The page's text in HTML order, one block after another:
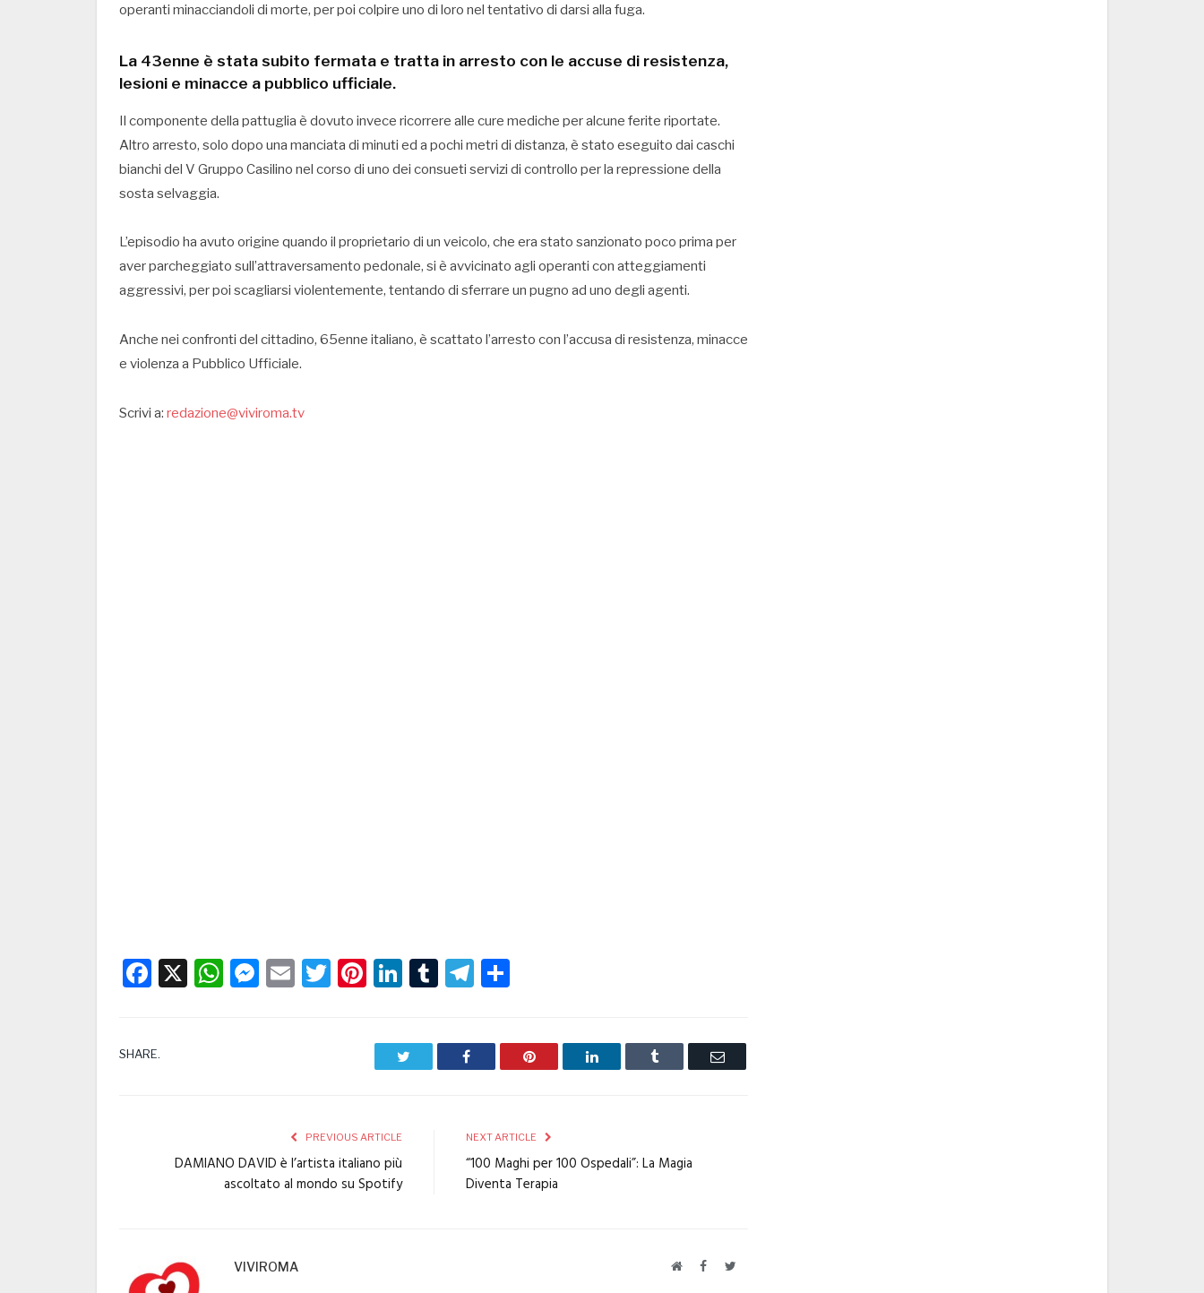
operanti minacciandoli di morte, per poi colpire uno di loro nel tentativo di darsi alla fuga.
La 43enne è stata subito fermata e tratta in arresto con le accuse di resistenza,
lesioni e minacce a pubblico ufficiale.
Il componente della pattuglia è dovuto invece ricorrere alle cure mediche per alcune ferite riportate.
Altro arresto, solo dopo una manciata di minuti ed a pochi metri di distanza, è stato eseguito dai caschi
bianchi del V Gruppo Casilino nel corso di uno dei consueti servizi di controllo per la repressione della
sosta selvaggia.
L’episodio ha avuto origine quando il proprietario di un veicolo, che era stato sanzionato poco prima per
aver parcheggiato sull’attraversamento pedonale, si è avvicinato agli operanti con atteggiamenti
aggressivi, per poi scagliarsi violentemente, tentando di sferrare un pugno ad uno degli agenti.
Anche nei confronti del cittadino, 65enne italiano, è scattato l’arresto con l’accusa di resistenza, minacce
e violenza a Pubblico Ufficiale.
Scrivi a: redazione@viviroma.tv
Facebook
X WhatsApp
Messenger
EmailTwitter
Pinterest
LinkedIn
TumblrTelegram
SHARE. Facebook Pinterest LinkedIn Tumblr Email
PREVIOUS ARTICLE
DAMIANO DAVID è l’artista italiano più
ascoltato al mondo su Spotify
NEXT ARTICLE
“100 Maghi per 100 Ospedali”: La Magia
Diventa Terapia
VIVIROMA WebsiteFacebookTwitter